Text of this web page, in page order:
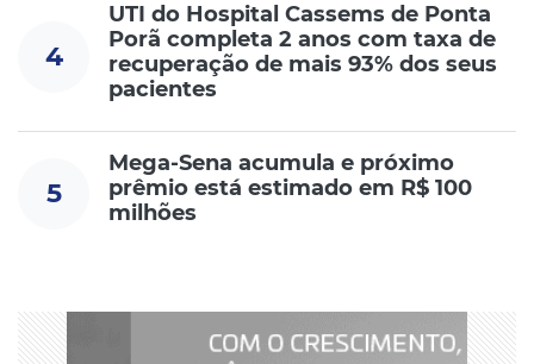
4
UTI do Hospital Cassems de Ponta
Porã completa 2 anos com taxa de
recuperação de mais 93% dos seus
pacientes
5
Mega-Sena acumula e próximo
prêmio está estimado em R$ 100
milhões